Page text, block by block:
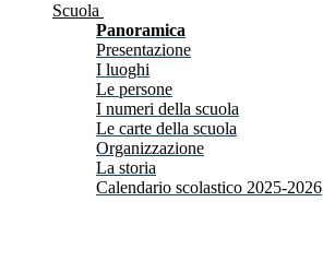
Scuola
Panoramica
Presentazione
I luoghi
Le persone
I numeri della scuola
Le carte della scuola
Organizzazione
La storia
Calendario scolastico 2025-2026